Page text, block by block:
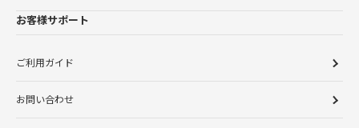
お客様サポート
ご利用ガイド
お問い合わせ